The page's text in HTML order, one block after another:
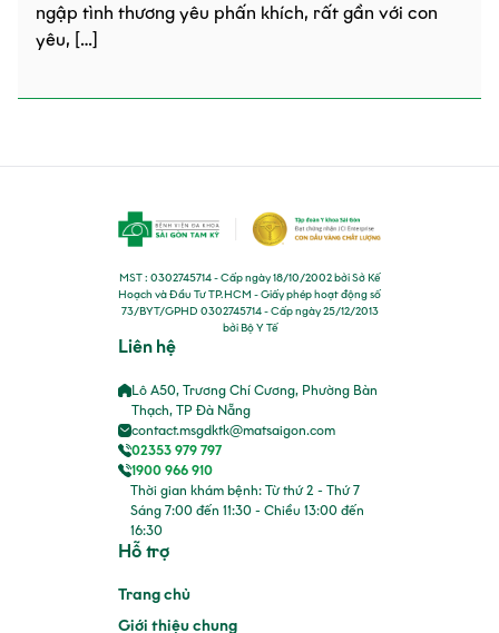
ngập tình thương yêu phấn khích, rất gần với con
yêu, […]
MST : 0302745714 - Cấp ngày 18/10/2002 bởi Sở Kế
Hoạch và Đầu Tư TP.HCM - Giấy phép hoạt động số
73/BYT/GPHD 0302745714 - Cấp ngày 25/12/2013
bởi Bộ Y Tế
Liên hệ
Lô A50, Trương Chí Cương, Phường Bàn
Thạch, TP Đà Nẵng
contact.msgdktk@matsaigon.com
02353 979 797
1900 966 910
Thời gian khám bệnh: Từ thứ 2 - Thứ 7
Sáng 7:00 đến 11:30 - Chiều 13:00 đến
16:30
Hỗ trợ
Trang chủ
Giới thiệu chung